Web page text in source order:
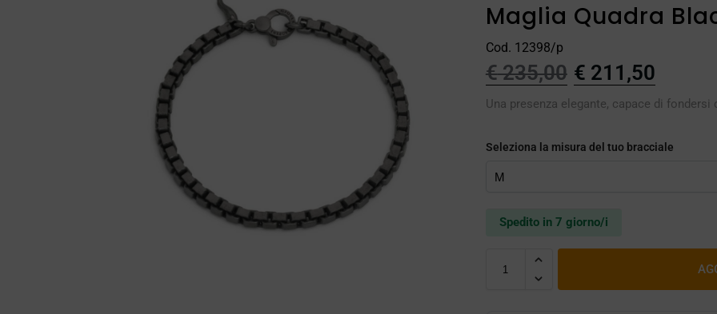
Maglia Quadra
Cod. 12398/p
€235,00 € 211,50
Una presenza elegante, capace di
Seleziona la misura del tuo bracciale
Spedito in 7 giorno/i